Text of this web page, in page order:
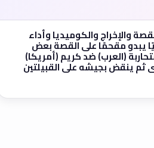
والإخراج والكوميديا وأداء
يبدو مقحمًا على القصة بعض
(العرب) ضد كريم (أمريكا)
ثم ينقض بجيشه على القبيلتين